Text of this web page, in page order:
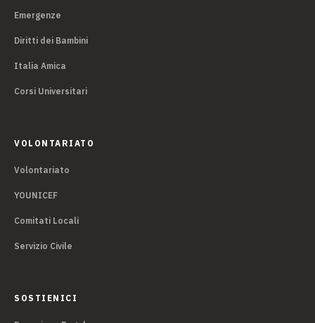
Emergenze
Diritti dei Bambini
Italia Amica
Corsi Universitari
VOLONTARIATO
Volontariato
YOUNICEF
Comitati Locali
Servizio Civile
SOSTIENICI